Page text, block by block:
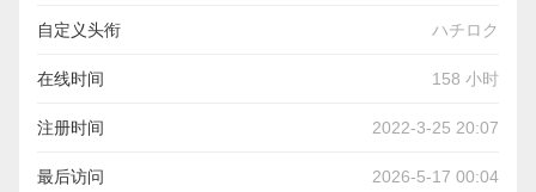
自定义头衔 ハチロク
在线时间 158 小时
注册时间 2022-3-25 20:07
最后访问 2026-5-17 00:04